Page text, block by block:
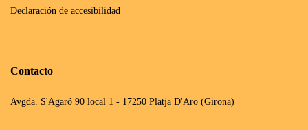
Declaración de accesibilidad
Contacto
Avgda. S'Agaró 90 local 1 - 17250 Platja D'Aro (Girona)